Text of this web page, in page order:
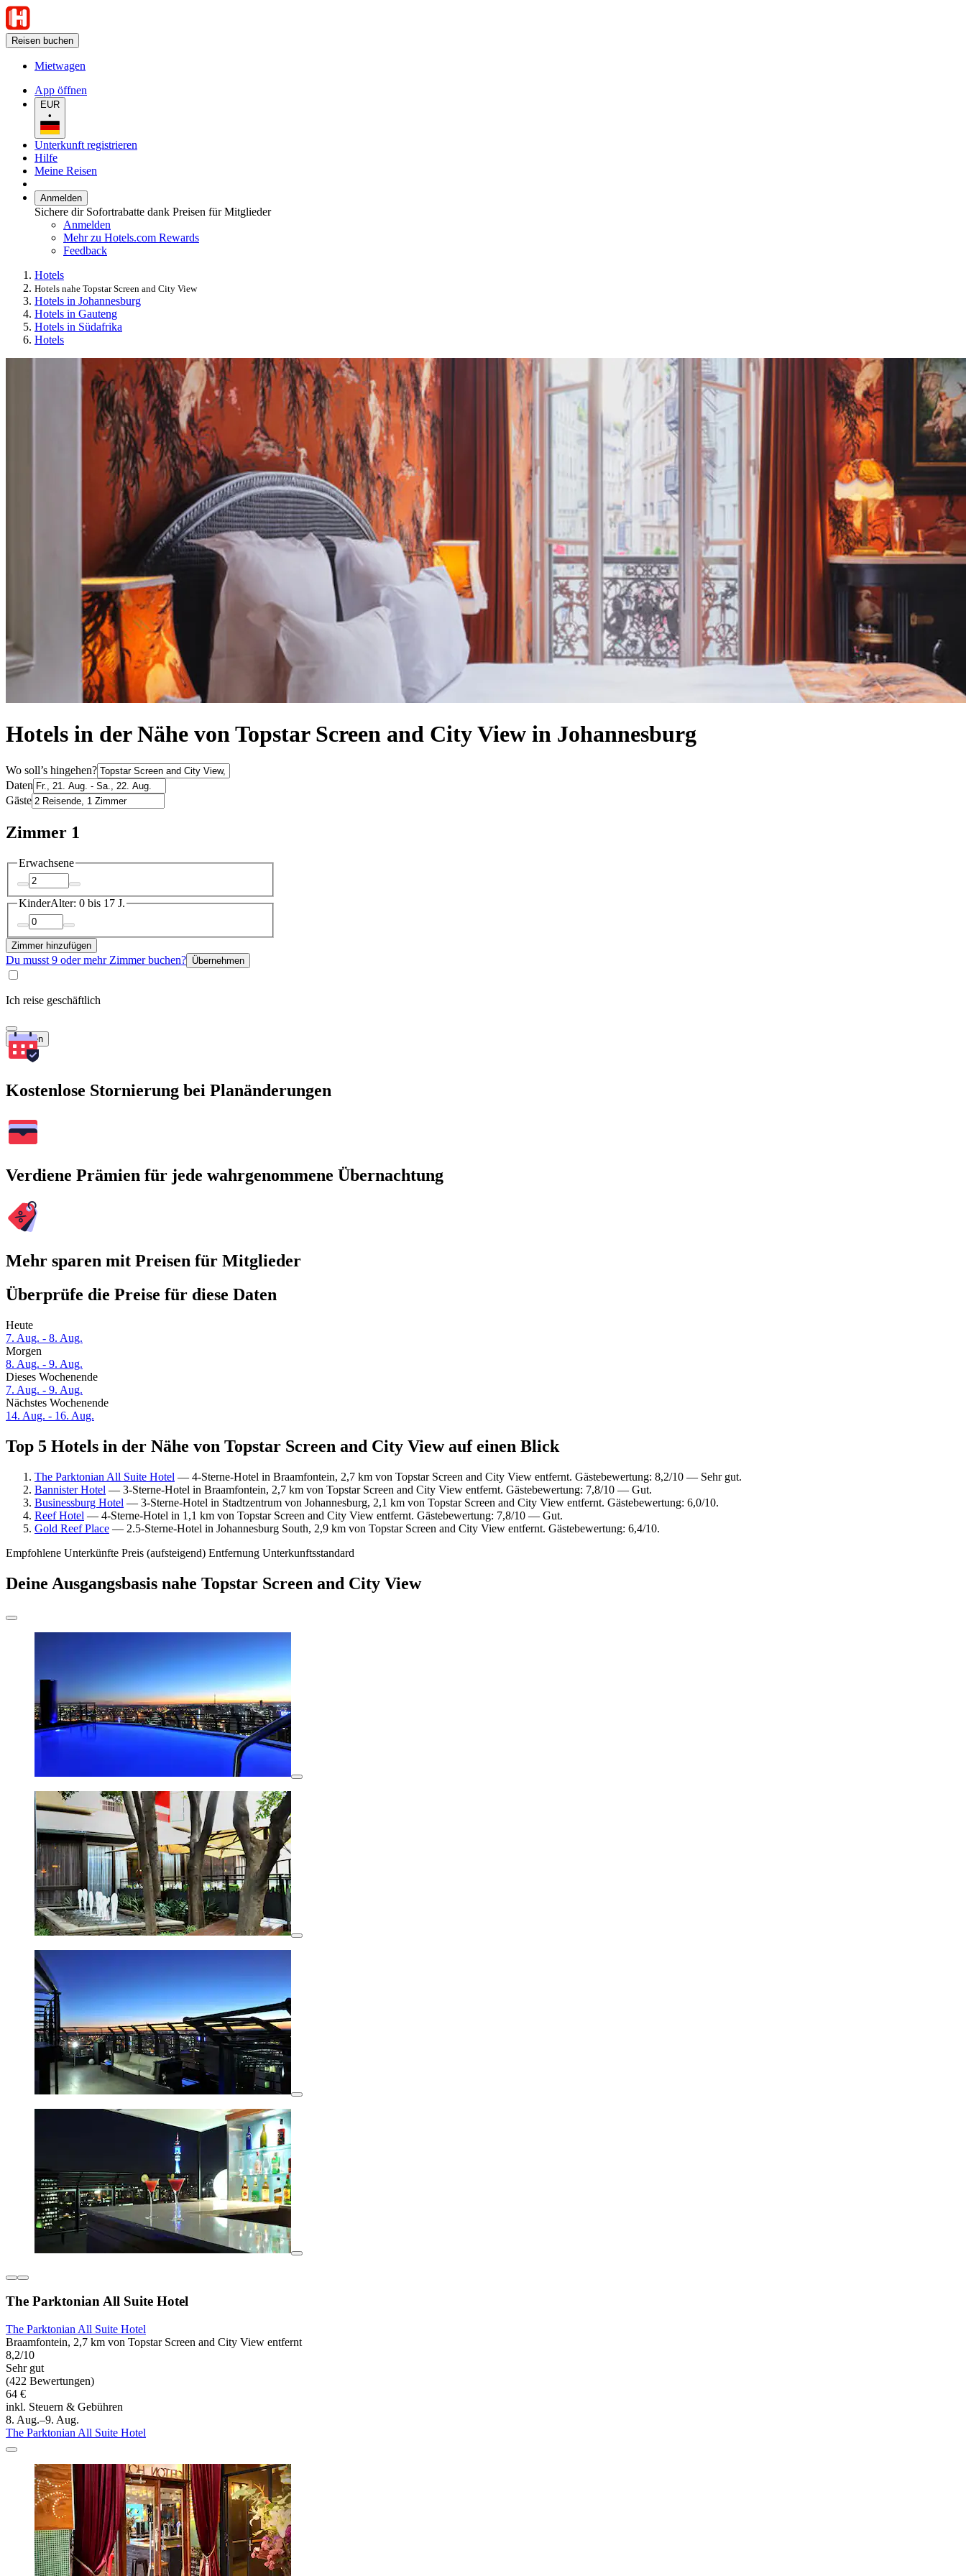
Reisen buchen
Mietwagen
App öffnen
EUR
•
Unterkunft registrieren
Hilfe
Meine Reisen
Anmelden
Sichere dir Sofortrabatte dank Preisen für Mitglieder
Anmelden
Mehr zu Hotels.com Rewards
Feedback
Hotels
Hotels nahe Topstar Screen and City View
Hotels in Johannesburg
Hotels in Gauteng
Hotels in Südafrika
Hotels
Hotels in der Nähe von Topstar Screen and City View in Johannesburg
Wo soll’s hingehen?
Daten
Gäste
Zimmer 1
Erwachsene
KinderAlter: 0 bis 17 J.
Zimmer hinzufügen
Du musst 9 oder mehr Zimmer buchen? Übernehmen
Ich reise geschäftlich
Suchen
Kostenlose Stornierung bei Planänderungen
Verdiene Prämien für jede wahrgenommene Übernachtung
Mehr sparen mit Preisen für Mitglieder
Überprüfe die Preise für diese Daten
Heute
7. Aug. - 8. Aug.
Morgen
8. Aug. - 9. Aug.
Dieses Wochenende
7. Aug. - 9. Aug.
Nächstes Wochenende
14. Aug. - 16. Aug.
Top 5 Hotels in der Nähe von Topstar Screen and City View auf einen Blick
The Parktonian All Suite Hotel — 4-Sterne-Hotel in Braamfontein, 2,7 km von Topstar Screen and City View entfernt. Gästebewertung: 8,2/10 — Sehr gut.
Bannister Hotel — 3-Sterne-Hotel in Braamfontein, 2,7 km von Topstar Screen and City View entfernt. Gästebewertung: 7,8/10 — Gut.
Businessburg Hotel — 3-Sterne-Hotel in Stadtzentrum von Johannesburg, 2,1 km von Topstar Screen and City View entfernt. Gästebewertung: 6,0/10.
Reef Hotel — 4-Sterne-Hotel in 1,1 km von Topstar Screen and City View entfernt. Gästebewertung: 7,8/10 — Gut.
Gold Reef Place — 2.5-Sterne-Hotel in Johannesburg South, 2,9 km von Topstar Screen and City View entfernt. Gästebewertung: 6,4/10.
Empfohlene Unterkünfte Preis (aufsteigend) Entfernung Unterkunftsstandard
Deine Ausgangsbasis nahe Topstar Screen and City View
The Parktonian All Suite Hotel
The Parktonian All Suite Hotel
Braamfontein, 2,7 km von Topstar Screen and City View entfernt
8,2/10
Sehr gut
(422 Bewertungen)
64 €
inkl. Steuern & Gebühren
8. Aug.–9. Aug.
The Parktonian All Suite Hotel